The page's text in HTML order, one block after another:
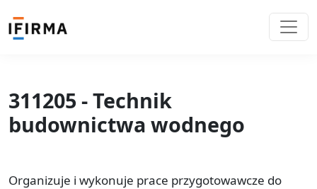
311205 - Technik
budownictwa wodnego
Organizuje i wykonuje prace przygotowawcze do